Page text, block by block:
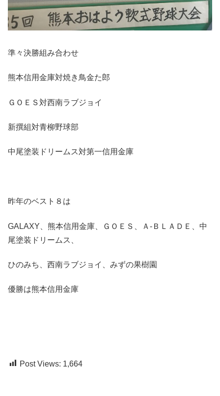
準々決勝組み合わせ
熊本信用金庫対焼き鳥金た郎
ＧＯＥＳ対西南ラブジョイ
新撰組対青柳野球部
中尾塗装ドリームス対第一信用金庫
昨年のベスト８は
GALAXY、熊本信用金庫、ＧＯＥＳ、Ａ-ＢＬＡＤＥ、中
尾塗装ドリームス、
ひのみち、西南ラブジョイ、みずの果樹園
優勝は熊本信用金庫
Post Views: 1,664